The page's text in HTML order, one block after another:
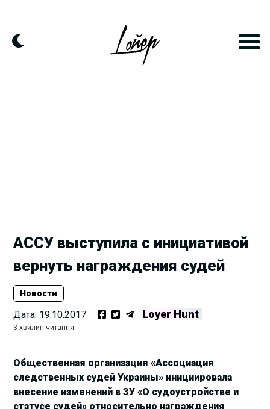
контенту
АССУ выступила с инициативой
вернуть награждения судей
Новости
Дата: 19.10.2017 Loyer Hunt
3 хвилин читання
Общественная организация «Ассоциация
следственных судей Украины» инициировала
внесение изменений в ЗУ «О судоустройстве и
статусе судей» относительно награждения